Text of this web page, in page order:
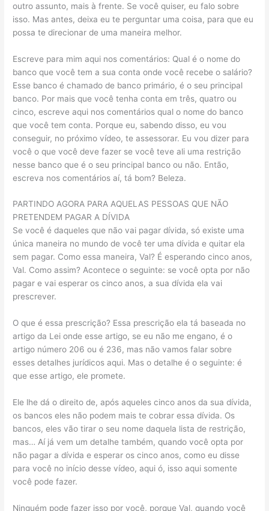
outro assunto, mais à frente. Se você quiser, eu falo sobre
isso. Mas antes, deixa eu te perguntar uma coisa, para que eu
possa te direcionar de uma maneira melhor.
Escreve para mim aqui nos comentários: Qual é o nome do
banco que você tem a sua conta onde você recebe o salário?
Esse banco é chamado de banco primário, é o seu principal
banco. Por mais que você tenha conta em três, quatro ou
cinco, escreve aqui nos comentários qual o nome do banco
que você tem conta. Porque eu, sabendo disso, eu vou
conseguir, no próximo vídeo, te assessorar. Eu vou dizer para
você o que você deve fazer se você teve ali uma restrição
nesse banco que é o seu principal banco ou não. Então,
escreva nos comentários aí, tá bom? Beleza.
PARTINDO AGORA PARA AQUELAS PESSOAS QUE NÃO
PRETENDEM PAGAR A DÍVIDA
Se você é daqueles que não vai pagar dívida, só existe uma
única maneira no mundo de você ter uma dívida e quitar ela
sem pagar. Como essa maneira, Val? É esperando cinco anos,
Val. Como assim? Acontece o seguinte: se você opta por não
pagar e vai esperar os cinco anos, a sua dívida ela vai
prescrever.
O que é essa prescrição? Essa prescrição ela tá baseada no
artigo da Lei onde esse artigo, se eu não me engano, é o
artigo número 206 ou é 236, mas não vamos falar sobre
esses detalhes jurídicos aqui. Mas o detalhe é o seguinte: é
que esse artigo, ele promete.
Ele lhe dá o direito de, após aqueles cinco anos da sua dívida,
os bancos eles não podem mais te cobrar essa dívida. Os
bancos, eles vão tirar o seu nome daquela lista de restrição,
mas… Aí já vem um detalhe também, quando você opta por
não pagar a dívida e esperar os cinco anos, como eu disse
para você no início desse vídeo, aqui ó, isso aqui somente
você pode fazer.
Ninguém pode fazer isso por você, porque Val, quando você